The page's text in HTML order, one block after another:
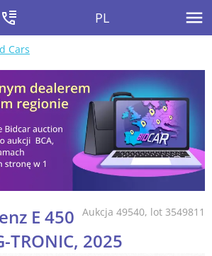
PL
Cars
Aukcja 49540, lot 3549811
E 450
TRONIC, 2025